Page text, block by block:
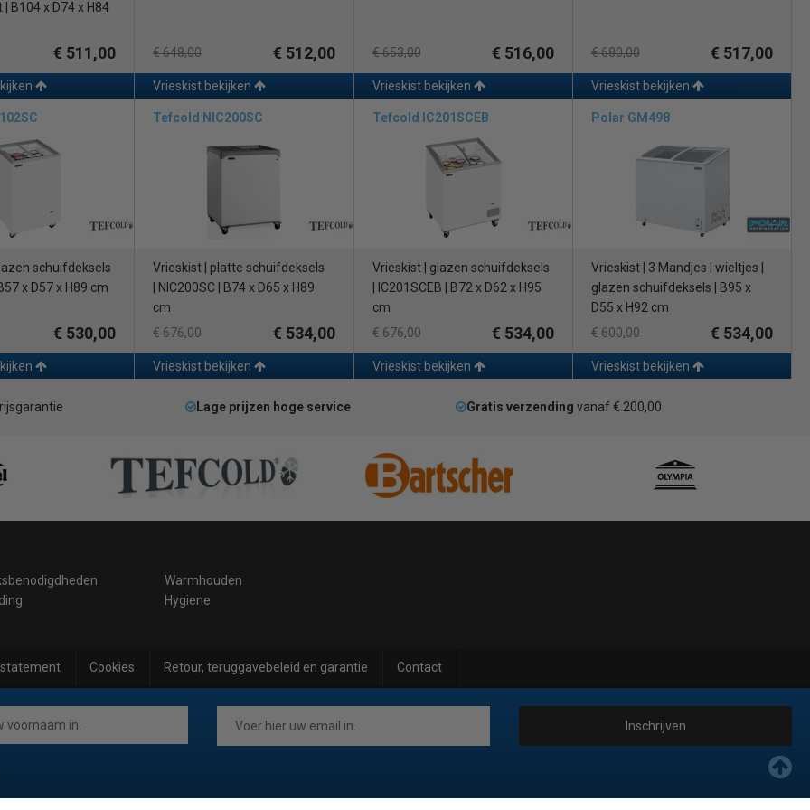
Bij heetgas ontdooiing wordt automatisch een aantal keer per 24 uur de verdamper een paar seconden warm gemaakt, het
smelt dan direct.
voordeel hiervan is dat de temperatuur nauwelijks stijgt, waardoor de kwaliteit van uw producten beter bewaard blijft.
over onze vrieskisten / diepvrieskisten of heeft u hulp nodig bij het kiezen van een geschikte vrieskist voor uw horecaonderneming?
met ons op en wij helpen u graag.
| B104 x D74 x H84
€ 511,00 € 648,00 € 512,00
Vrieskist bekijken
€ 653,00 € 516,00
Vrieskist bekijken
€ 680,00 € 517,00
Vrieskist bekijken
schuifdeksels
x D57 x H89 cm
€ 530,00
Tefcold NIC200SC
Vrieskist | platte schuifdeksels
| NIC200SC | B74 x D65 x H89
cm
€ 676,00
€ 534,00
Vrieskist bekijken
Tefcold IC201SCEB
Vrieskist | glazen schuifdeksels
| IC201SCEB | B72 x D62 x H95
cm
€ 676,00
€ 534,00
Vrieskist bekijken
Polar GM498
Vrieskist | 3 Mandjes | wieltjes |
glazen schuifdeksels | B95 x
D55 x H92 cm
€ 600,00
€ 534,00
Vrieskist bekijken
Lage prijzen hoge service Gratis verzending vanaf € 200,00
Warmhouden
Hygiene
statement Cookies Retour, teruggavebeleid en garantie Contact
Inschrijven